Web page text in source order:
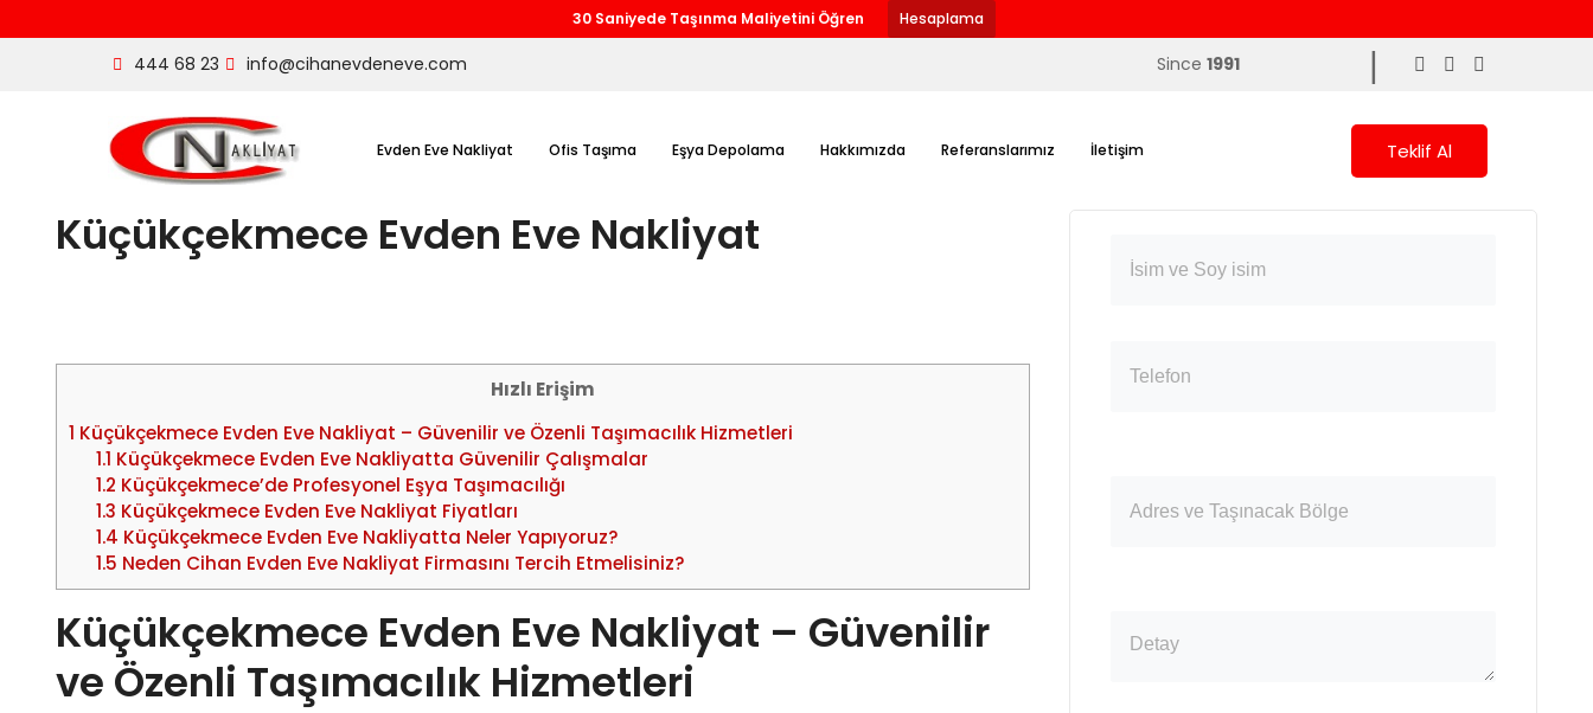
30 Saniyede Taşınma Maliyetini Öğren Hesaplama
444 68 23 info@cihanevdeneve.com Since1991 |
Evden Eve Nakliyat Ofis Taşıma Eşya Depolama Hakkımızda Referanslarımız İletişim Teklif Al
Küçükçekmece Evden Eve Nakliyat
Hızlı Erişim
1 Küçükçekmece Evden Eve Nakliyat – Güvenilir ve Özenli Taşımacılık Hizmetleri
1.1 Küçükçekmece Evden Eve Nakliyatta Güvenilir Çalışmalar
1.2 Küçükçekmece’de Profesyonel Eşya Taşımacılığı
1.3 Küçükçekmece Evden Eve Nakliyat Fiyatları
1.4 Küçükçekmece Evden Eve Nakliyatta Neler Yapıyoruz?
1.5 Neden Cihan Evden Eve Nakliyat Firmasını Tercih Etmelisiniz?
Küçükçekmece Evden Eve Nakliyat – Güvenilir
ve Özenli Taşımacılık Hizmetleri